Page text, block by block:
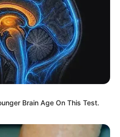
la familia
de tránsito en Brasil.
Salazar
Brain Age On This Test.